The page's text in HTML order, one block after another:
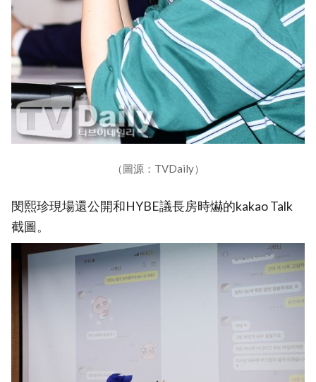
（圖源：TVDaily）
閔熙珍現場還公開和HYBE議長房時爀的kakao Talk
截圖。